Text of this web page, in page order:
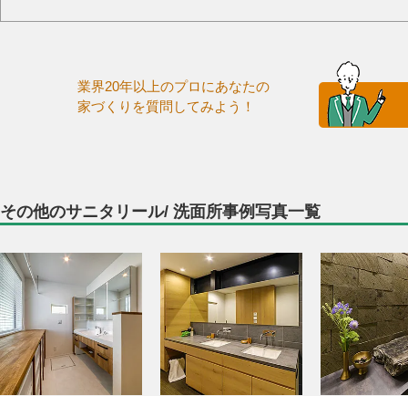
業界20年以上のプロにあなたの
家づくりを質問してみよう！
その他のサニタリール/ 洗面所事例写真一覧